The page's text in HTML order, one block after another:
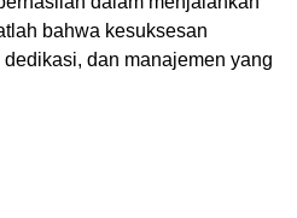
bahwa kesuksesan
dan manajemen yang